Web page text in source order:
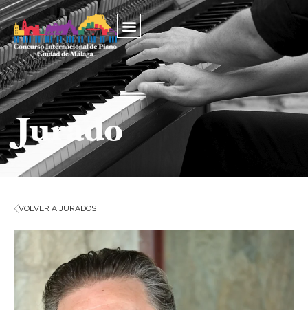
Jurado
VOLVER A JURADOS